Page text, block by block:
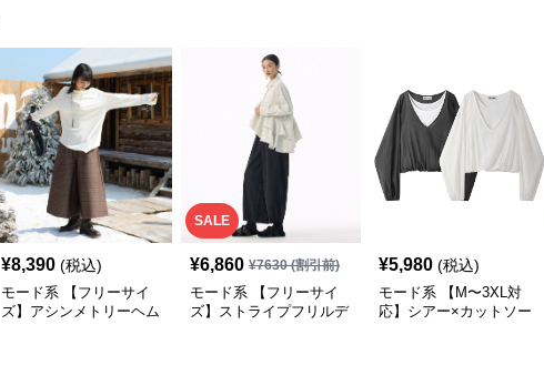
¥8,390 (税込)
モード系 【フリーサイ
ズ】アシンメトリーヘム
SALE
¥6,860 ¥7630(割引前)
モード系 【フリーサイ
ズ】ストライプフリルデ
¥5,980 (税込)
モード系 【M〜3XL対
応】シアー×カットソー